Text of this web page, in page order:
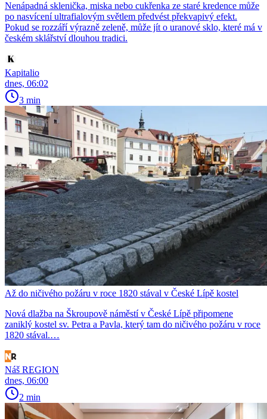
Nenápadná sklenička, miska nebo cukřenka ze staré kredence může
po nasvícení ultrafialovým světlem předvést překvapivý efekt.
Pokud se rozzáří výrazně zeleně, může jít o uranové sklo, které má v
českém sklářství dlouhou tradici.
Kapitalio
dnes, 06:02
3 min
Až do ničivého požáru v roce 1820 stával v České Lípě kostel
Nová dlažba na Škroupově náměstí v České Lípě připomene
zaniklý kostel sv. Petra a Pavla, který tam do ničivého požáru v roce
1820 stával.…
Náš REGION
dnes, 06:00
2 min